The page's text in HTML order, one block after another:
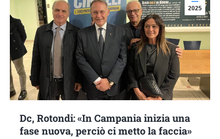
2025
Dc, Rotondi: «In Campania inizia una
fase nuova, perciò ci metto la faccia»